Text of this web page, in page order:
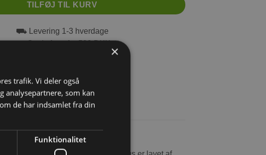
TILFØJ TIL KURV
⛟ Levering 1-3 hverdage
⛟ Gratis fragt fra 599 DKK×
trafik. Vi deler også
analysepartnere, som kan
de har indsamlet fra din
Funktionalitet